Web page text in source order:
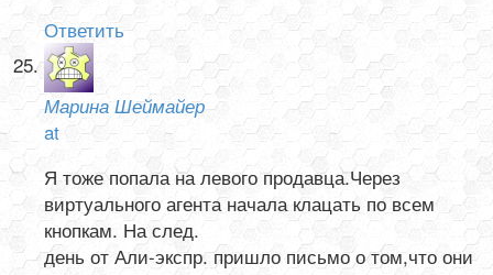
Ответить
Марина Шеймайер
at
Я тоже попала на левого продавца.Через
виртуального агента начала клацать по всем
кнопкам. На след.
день от Али-экспр. пришло письмо о том,что они